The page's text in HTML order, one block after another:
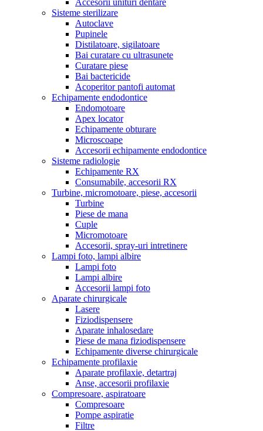
Sisteme sterilizare
Autoclave
Pupinele
Distilatoare, sigilatoare
Bai curatare cu ultrasunete
Curatare piese
Bai bactericide
Acoperitor pantofi automat
Echipamente endodontice
Endomotoare
Apex locator
Echipamente obturare
Microscoape
Accesorii echipamente endodontice
Sisteme radiologie
Echipamente RX
Consumabile, accesorii RX
Turbine, micromotoare, piese, accesorii
Turbine
Piese de mana
Cuple
Micromotoare
Accesorii, spray-uri intretinere
Lampi foto, lampi albire
Lampi foto
Lampi albire
Accesorii lampi foto
Aparate chirurgicale
Lasere
Fiziodispensere
Aparate inhalosedare
Piese de mana fiziodispensere
Echipamente diverse chirurgicale
Echipamente profilaxie
Aparate profilaxie, detartraj
Anse, accesorii profilaxie
Compresoare, aspiratoare
Compresoare
Pompe aspiratie
Filtre